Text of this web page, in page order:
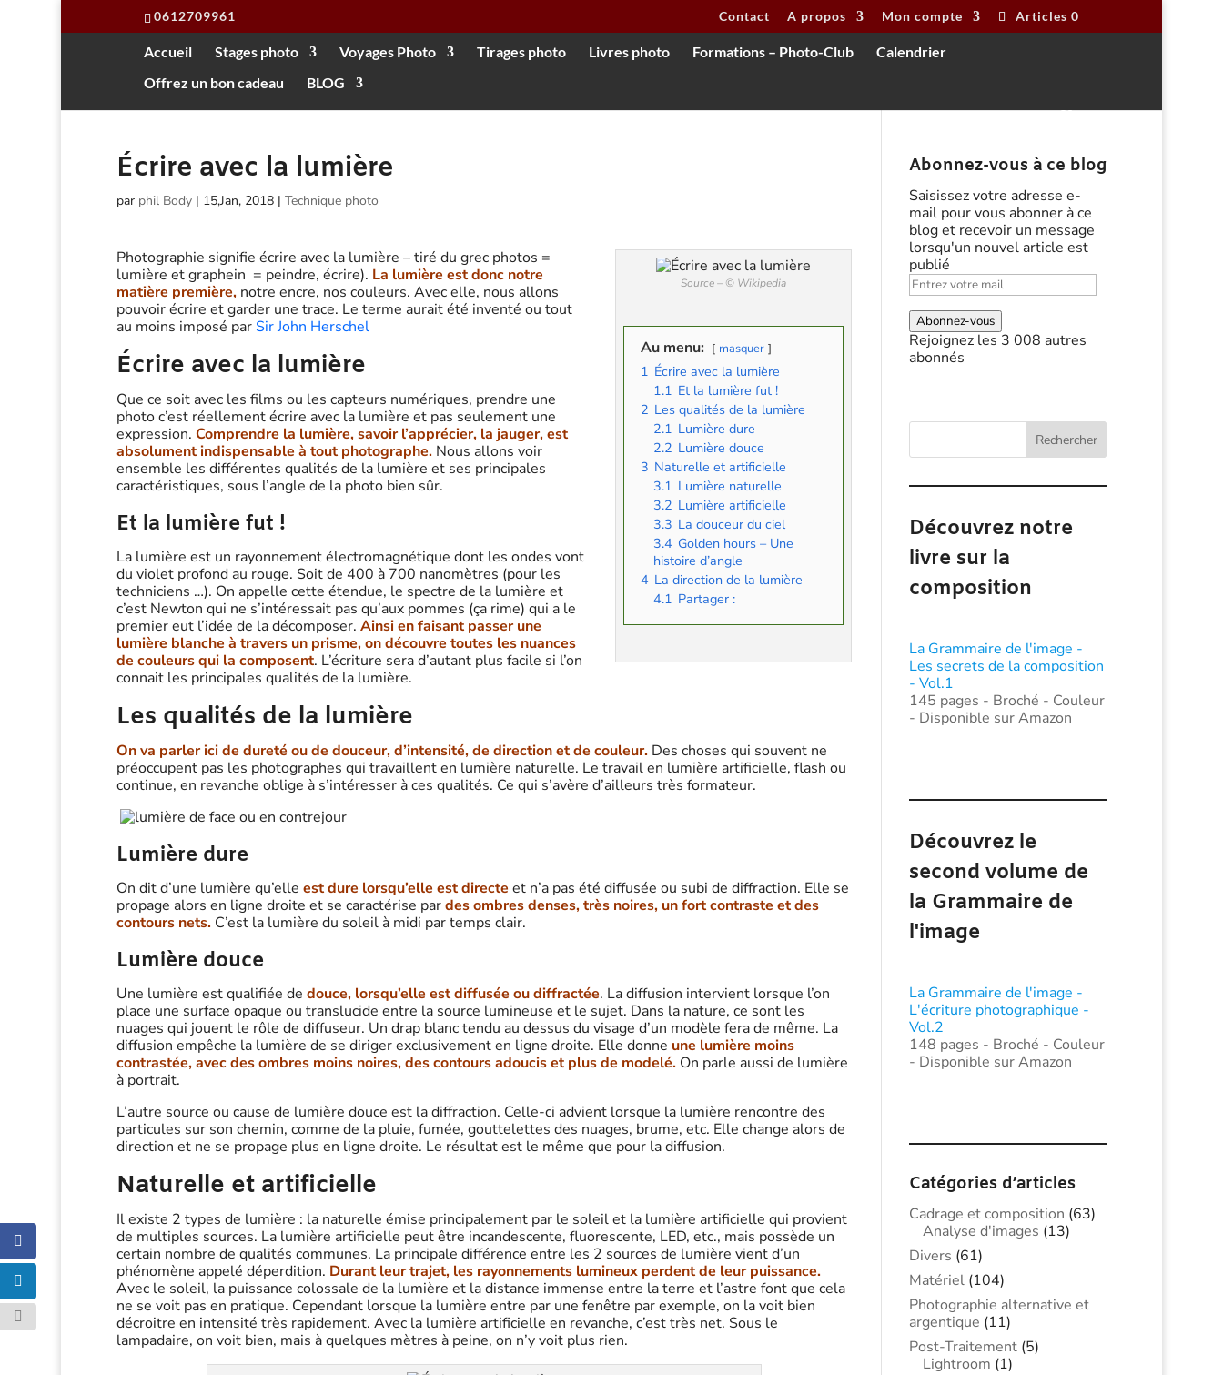
0612709961 Contact A propos Mon compte Articles 0
Accueil Stages photo Voyages Photo Tirages photo Livres photo Formations – Photo-Club
Calendrier
Offrez un bon cadeau
BLOG
Écrire avec la lumière
par phil Body| 15,Jan, 2018| Technique photo
Source – © Wikipedia
Au menu: masquer
1 Écrire avec la lumière
1.1 Et la lumière fut !
2 Les qualités de la lumière
2.1 Lumière dure
2.2 Lumière douce
3 Naturelle et artificielle
3.1 Lumière naturelle
3.2 Lumière artificielle
3.3 La douceur du ciel
3.4 Golden hours – Une
histoire d’angle
4 La direction de la lumière
4.1 Partager :
Photographie signifie écrire avec la lumière – tiré du grec photos =
lumière et graphein = peindre, écrire). La lumière est donc notre
matière première,notre encre, nos couleurs. Avec elle, nous allons
pouvoir écrire et garder une trace. Le terme aurait été inventé ou tout
au moins imposé par Sir John Herschel
Écrire avec la lumière
Que ce soit avec les films ou les capteurs numériques, prendre une
photo c’est réellement écrire avec la lumière et pas seulement une
expression. Comprendre la lumière, savoir l’apprécier, la jauger, est
absolument indispensable à tout photographe.Nous allons voir
ensemble les différentes qualités de la lumière et ses principales
caractéristiques, sous l’angle de la photo bien sûr.
Et la lumière fut !
La lumière est un rayonnement électromagnétique dont les ondes vont
du violet profond au rouge. Soit de 400 à 700 nanomètres (pour les
techniciens …). On appelle cette étendue, le spectre de la lumière et
c’est Newton qui ne s’intéressait pas qu’aux pommes (ça rime) qui a le
premier eut l’idée de la décomposer. Ainsi en faisant passer une
lumière blanche à travers un prisme, on découvre toutes les nuances
de couleurs qui la composent. L’écriture sera d’autant plus facile si l’on
connait les principales qualités de la lumière.
Les qualités de la lumière
On va parler ici de dureté ou de douceur, d’intensité, de direction et de couleur.Des choses qui souvent ne
préoccupent pas les photographes qui travaillent en lumière naturelle. Le travail en lumière artificielle, flash ou
continue, en revanche oblige à s’intéresser à ces qualités. Ce qui s’avère d’ailleurs très formateur.
Lumière dure
On dit d’une lumière qu’elle est dure lorsqu’elle est directe et n’a pas été diffusée ou subi de diffraction. Elle se
propage alors en ligne droite et se caractérise pardes ombres denses, très noires, un fort contraste et des
contours nets.C’est la lumière du soleil à midi par temps clair.
Lumière douce
Une lumière est qualifiée de douce, lorsqu’elle est diffusée ou diffractée. La diffusion intervient lorsque l’on
place une surface opaque ou translucide entre la source lumineuse et le sujet. Dans la nature, ce sont les
nuages qui jouent le rôle de diffuseur. Un drap blanc tendu au dessus du visage d’un modèle fera de même. La
diffusion empêche la lumière de se diriger exclusivement en ligne droite. Elle donne une lumière moins
contrastée, avec des ombres moins noires, des contours adoucis et plus de modelé.On parle aussi de lumière
à portrait.
L’autre source ou cause de lumière douce est la diffraction. Celle-ci advient lorsque la lumière rencontre des
particules sur son chemin, comme de la pluie, fumée, gouttelettes des nuages, brume, etc. Elle change alors de
direction et ne se propage plus en ligne droite. Le résultat est le même que pour la diffusion.
Naturelle et artificielle
Il existe 2 types de lumière : la naturelle émise principalement par le soleil et la lumière artificielle qui provient
de multiples sources. La lumière artificielle peut être incandescente, fluorescente, LED, etc., mais possède un
certain nombre de qualités communes. La principale différence entre les 2 sources de lumière vient d’un
phénomène appelé déperdition. Durant leur trajet, les rayonnements lumineux perdent de leur puissance.
Avec le soleil, la puissance colossale de la lumière et la distance immense entre la terre et l’astre font que cela
ne se voit pas en pratique. Cependant lorsque la lumière entre par une fenêtre par exemple, on la voit bien
décroitre en intensité très rapidement. Avec la lumière artificielle en revanche, c’est très net. Sous le
lampadaire, on voit bien, mais à quelques mètres à peine, on n’y voit plus rien.
Abonnez-vous à ce blog
Saisissez votre adresse e-
mail pour vous abonner à ce
blog et recevoir un message
lorsqu'un nouvel article est
publié
Entrez
votre
mail
Abonnez-vous
Rejoignez les 3 008 autres
abonnés
Rechercher
Découvrez notre
livre sur la
composition
La Grammaire de l'image -
Les secrets de la composition
- Vol.1
145 pages - Broché - Couleur
- Disponible sur Amazon
Découvrez le
second volume de
la Grammaire de
l'image
La Grammaire de l'image -
L'écriture photographique -
Vol.2
148 pages - Broché - Couleur
- Disponible sur Amazon
Catégories d’articles
Cadrage et composition (63)
Analyse d'images (13)
Divers (61)
Matériel(104)
Photographie alternative et
argentique (11)
Post-Traitement(5)
Lightroom (1)